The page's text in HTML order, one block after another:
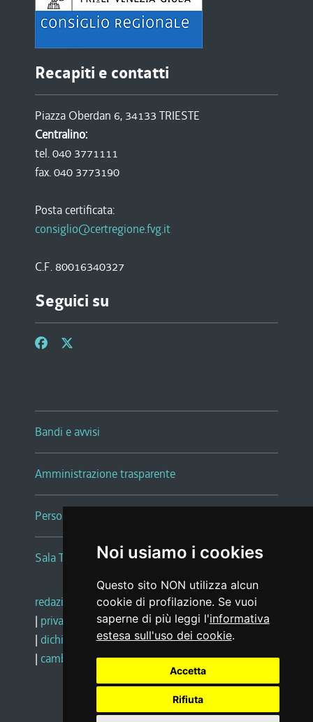
Noi usiamo i cookies
Questo sito NON utilizza alcun
cookie di profilazione. Se vuoi
saperne di più leggi l'informativa
estesa sull'uso dei cookie.
Accetta
Rifiuta
Recapiti e contatti
Piazza Oberdan 6, 34133 TRIESTE
Centralino:
tel. 040 3771111
fax. 040 3773190
Posta certificata:
consiglio@certregione.fvg.it
C.F. 80016340327
Seguici su
Bandi e avvisi
Amministrazione trasparente
Persone e Uffici
Sala Tiziano Tessitori
redazione web |note legali |glossario
| privacy
social media policy
| dichiarazione di accessibilità |feedback
| cambio preferenze cookie
Realizzato da